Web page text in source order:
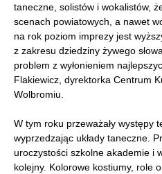
taneczne, solistów i wokalistów,
scenach powiatowych, a nawet
na rok poziom imprezy jest
z zakresu dziedziny żywego
problem z wyłonieniem
Flakiewicz, dyrektorka Centrum
Wolbromiu.
W tym roku przeważały występy
wyprzedzając układy taneczne.
uroczystości szkolne akademie i
kolejny. Kolorowe kostiumy, role